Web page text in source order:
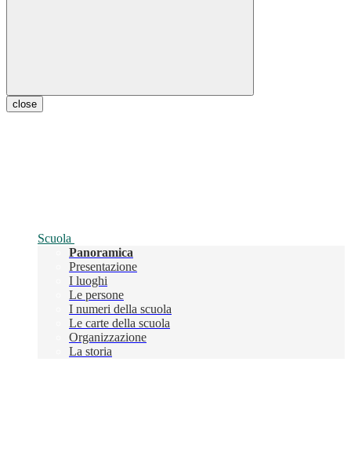
close
Scuola
Panoramica
Presentazione
I luoghi
Le persone
I numeri della scuola
Le carte della scuola
Organizzazione
La storia